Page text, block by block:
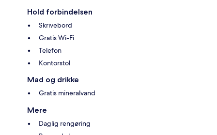
Hold forbindelsen
Skrivebord
Gratis Wi-Fi
Telefon
Kontorstol
Mad og drikke
Gratis mineralvand
Mere
Daglig rengøring